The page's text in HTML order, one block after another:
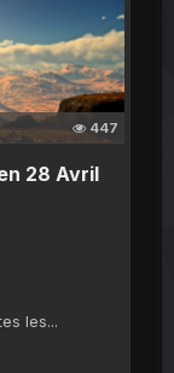
447
28 Avril
les...